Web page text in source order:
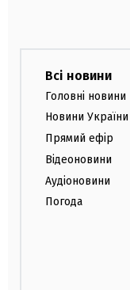
Всі новини
Головні новини
Новини України
Прямий ефір
Відеоновини
Аудіоновини
Погода